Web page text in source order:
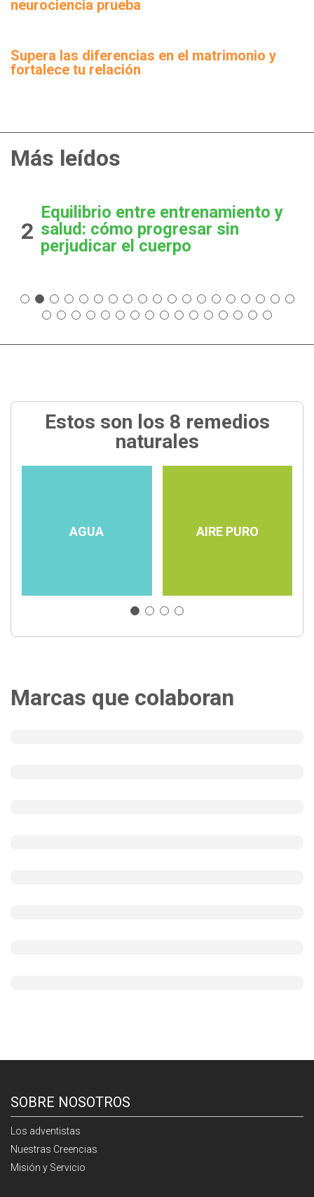
neurociencia prueba
Supera las diferencias en el matrimonio y
fortalece tu relación
Más leídos
2
Equilibrio entre entrenamiento y
salud: cómo progresar sin
perjudicar el cuerpo
Estos son los 8 remedios
naturales
AGUA AIRE PURO
Marcas que colaboran
SOBRE NOSOTROS
Los adventistas
Nuestras Creencias
Misión y Servicio